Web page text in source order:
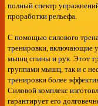
полный спектр
проработки рельефа.
С помощью силового
тренировки, включающие
мышц спины и рук. Этот
группами мышц, так и с
тренировки более
Силовой комплекс
гарантирует его